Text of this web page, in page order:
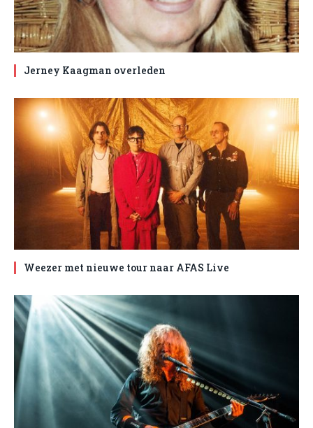
Jerney Kaagman overleden
Weezer met nieuwe tour naar AFAS Live